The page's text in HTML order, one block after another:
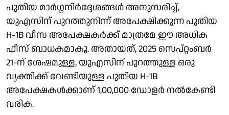
പുതിയ മാർഗ്ഗനിർദ്ദേശങ്ങൾ അനുസരിച്ച്,
യുഎസിന് പുറത്തുനിന്ന് അപേക്ഷിക്കുന്ന പുതിയ
H-1B വീസ അപേക്ഷകർക്ക് മാത്രമേ ഈ അധിക
ഫീസ് ബാധകമാകൂ. അതായത്, 2025 സെപ്റ്റംബർ
21-ന് ശേഷമുള്ള, യുഎസിന് പുറത്തുള്ള ഒരു
വ്യക്തിക്ക് വേണ്ടിയുള്ള പുതിയ H-1B
അപേക്ഷകൾക്കാണ് 1,00,000 ഡോളര്‍ നൽകേണ്ടി
വരിക.